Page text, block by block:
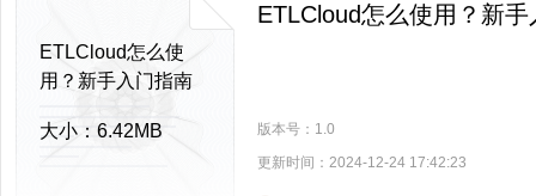
ETLCloud怎么使
用？新手入门指南
大小： 6.42MB
ETLCloud怎么使用？新
版本号： 1.0
更新时间： 2024-12-24 17:42:23